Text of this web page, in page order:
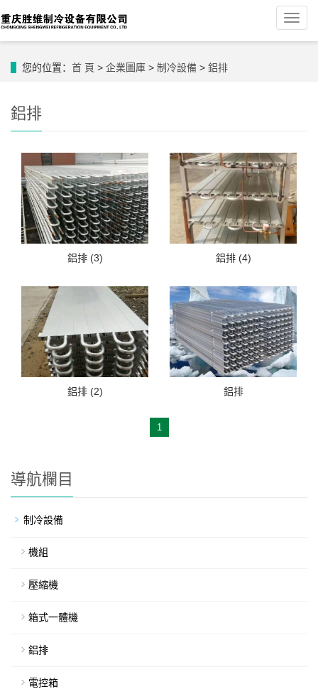
導
航
您的位置： 首 頁 > 企業圖庫 > 制冷設備 > 鋁排
鋁排
鋁排 (3) 鋁排 (4)
鋁排 (2) 鋁排
1
導航欄目
制冷設備
機組
壓縮機
箱式一體機
鋁排
電控箱